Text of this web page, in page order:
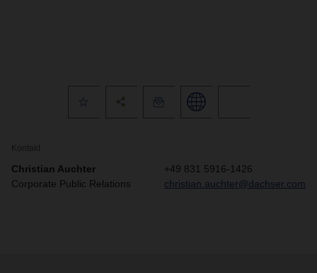
Kontakt
Christian Auchter
Corporate Public Relations
+49 831 5916-1426
christian.auchter@dachser.com